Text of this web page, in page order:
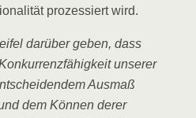
pro­zes­siert wird.
dar­über geben, dass
unse­rer
Aus­maß
dem Kön­nen derer